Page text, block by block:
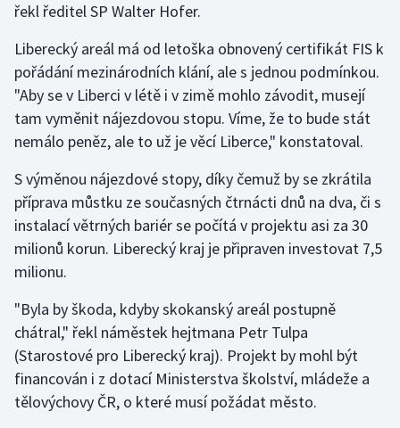
Golf
Gymnastika
Házená
Jezdectví
Judo
Krasobruslení
Lezení
Lyže a snowboard
Moderní pětiboj
Motorsport
řekl ředitel SP Walter Hofer.
Liberecký areál má od letoška obnovený certifikát FIS k
pořádání mezinárodních klání, ale s jednou podmínkou.
"Aby se v Liberci v létě i v zimě mohlo závodit, musejí
tam vyměnit nájezdovou stopu. Víme, že to bude stát
nemálo peněz, ale to už je věcí Liberce," konstatoval.
S výměnou nájezdové stopy, díky čemuž by se zkrátila
příprava můstku ze současných čtrnácti dnů na dva, či s
instalací větrných bariér se počítá v projektu asi za 30
milionů korun. Liberecký kraj je připraven investovat 7,5
milionu.
"Byla by škoda, kdyby skokanský areál postupně
chátral," řekl náměstek hejtmana Petr Tulpa
(Starostové pro Liberecký kraj). Projekt by mohl být
financován i z dotací Ministerstva školství, mládeže a
tělovýchovy ČR, o které musí požádat město.